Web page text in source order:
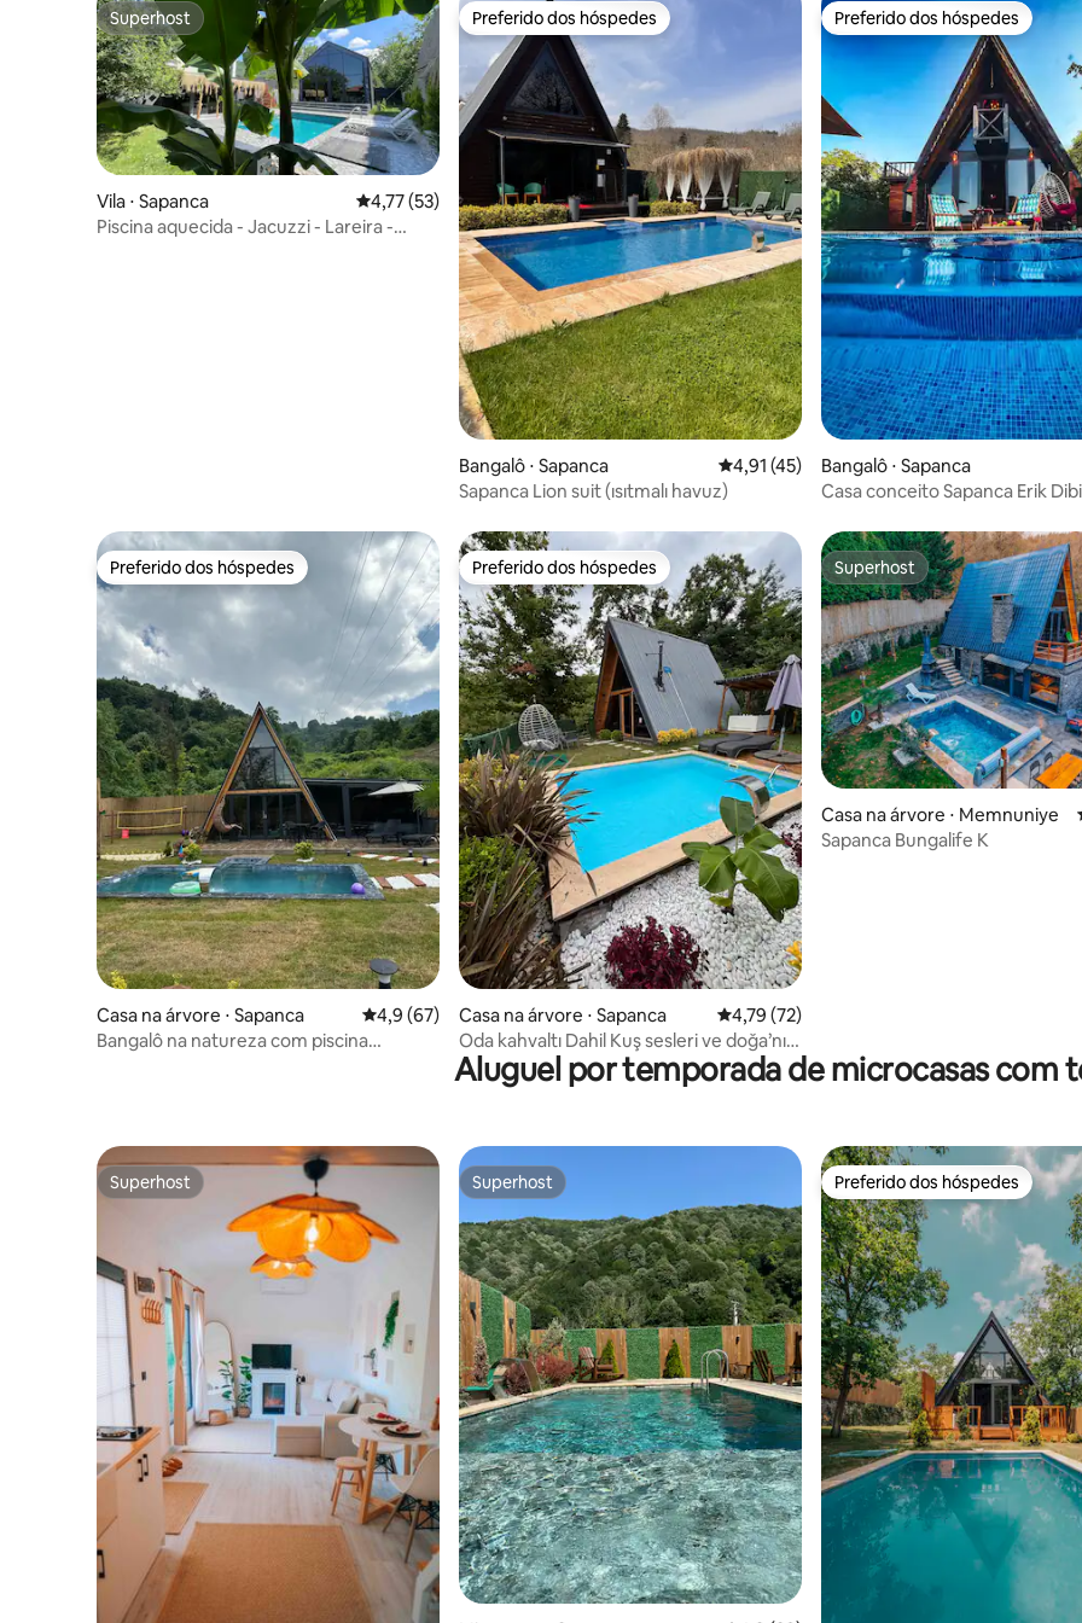
Superhost
Superhost
Vila ⋅ Sapanca 4,77 de uma avaliação média de 5, 53 avaliações
4,77 (53)
Piscina aquecida - Jacuzzi - Lareira -
Preferido dos hóspedes
Preferido dos hóspedes
Bangalô ⋅ Sapanca 4,91 de uma avaliação média de 5, 45
4,91 (45)
Sapanca Lion suit (ısıtmalı havuz)
Preferido dos hóspedes
Preferido dos hóspedes
Bangalô ⋅ Sapanca
Casa conceito Sapanca Erik Dibi
Preferido dos hóspedes
Preferido dos hóspedes
Casa na árvore ⋅ Sapanca 4,9 de uma avaliação média de 5, 67 avaliações
4,9 (67)
Bangalô na natureza com piscina
Preferido dos hóspedes
Preferido dos hóspedes
Casa na árvore ⋅ Sapanca 4,79 de uma avaliação média de 5, 72
4,79 (72)
Oda kahvaltı Dahil Kuş sesleri ve doğa’nın
Kalbi
Superhost
Superhost
Casa na árvore ⋅ Memnuniye
Sapanca Bungalife K
Aluguel por temporada de microcasas com
Superhost
Superhost Superhost
Superhost Preferido dos hóspedes
Preferido dos hóspedes